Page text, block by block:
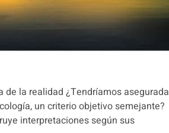
la realidad ¿Tendríamos asegurada
un criterio objetivo semejante?
interpretaciones según sus